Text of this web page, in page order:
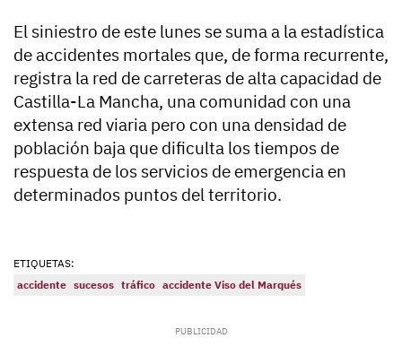
El siniestro de este lunes se suma a la estadística
de accidentes mortales que, de forma recurrente,
registra la red de carreteras de alta capacidad de
Castilla-La Mancha, una comunidad con una
extensa red viaria pero con una densidad de
población baja que dificulta los tiempos de
respuesta de los servicios de emergencia en
determinados puntos del territorio.
ETIQUETAS:
accidente sucesos tráfico accidente Viso del Marqués